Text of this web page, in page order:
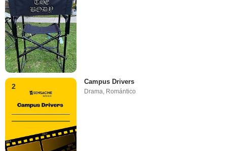
2
Campus Drivers
Drama, Romántico